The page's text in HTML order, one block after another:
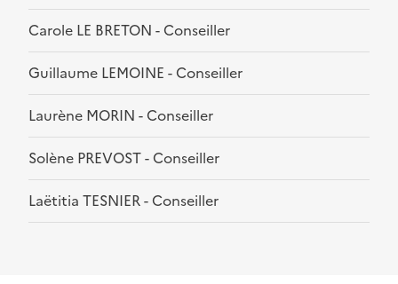
Carole LE BRETON - Conseiller
Guillaume LEMOINE - Conseiller
Laurène MORIN - Conseiller
Solène PREVOST - Conseiller
Laëtitia TESNIER - Conseiller